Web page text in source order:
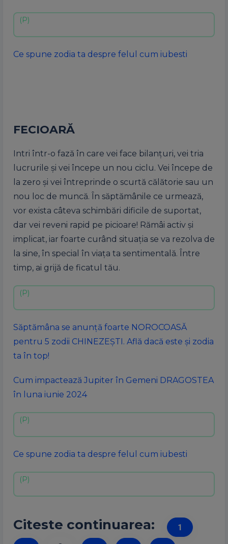
Ce spune zodia ta despre felul cum iubesti
FECIOARĂ
Intri într-o fază în care vei face bilanțuri, vei tria
lucrurile și vei începe un nou ciclu. Vei începe de
la zero și vei întreprinde o scurtă călătorie sau un
nou loc de muncă. În săptămânile ce urmează,
vor exista câteva schimbări dificile de suportat,
dar vei reveni rapid pe picioare! Rămâi activ și
implicat, iar foarte curând situația se va rezolva de
la sine, în special în viața ta sentimentală. Între
timp, ai grijă de ficatul tău.
Săptămâna se anunță foarte NOROCOASĂ
pentru 5 zodii CHINEZEȘTI. Află dacă este și zodia
ta în top!
Cum impactează Jupiter în Gemeni DRAGOSTEA
în luna iunie 2024
Ce spune zodia ta despre felul cum iubesti
Citeste continuarea: 1